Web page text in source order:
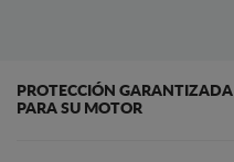
PROTECCIÓN GARANTIZADA
PARA SU MOTOR